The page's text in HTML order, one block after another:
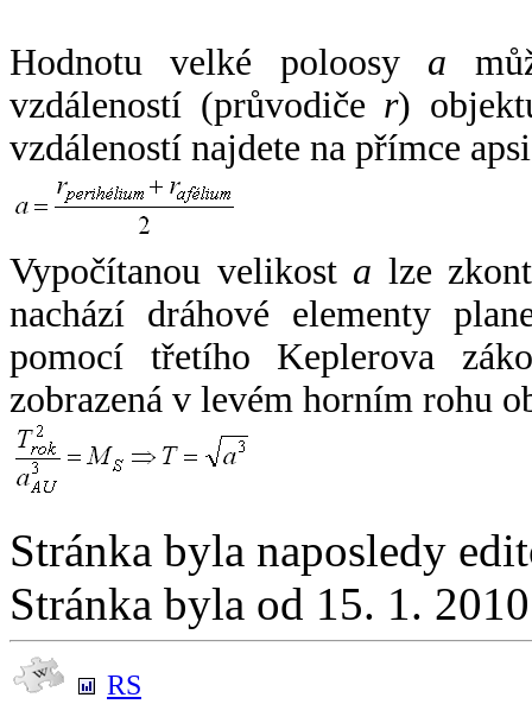
Hodnotu velké poloosy a
vzdáleností (průvodiče r)
vzdáleností najdete na přímce
Vypočítanou velikost a lze
nachází dráhové elementy
pomocí třetího Keplerova
zobrazená v levém horním rohu
Stránka byla naposledy
Stránka byla od 15. 1.
RS